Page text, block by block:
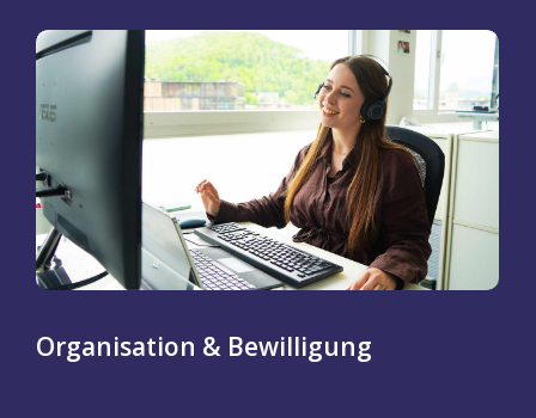
Organisation & Bewilligung